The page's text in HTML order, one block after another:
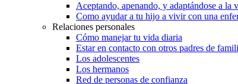
Aceptando, apenando, y adaptándose a la
Como ayudar a tu hijo a vivir con una
Relaciones personales
Cómo manejar tu vida diaria
Estar en contacto con otros padres de
Los adolescentes
Los hermanos
Red de personas de confianza